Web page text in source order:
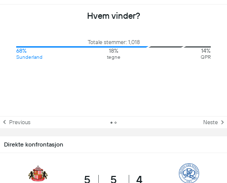
Hvem vinder?
Totale stemmer: 1,018
68%
Sunderland
18%
tegne
14%
QPR
Previous Neste
Direkte konfrontasjon
5 5 4